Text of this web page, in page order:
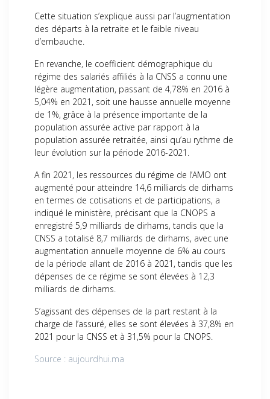
Cette situation s’explique aussi par l’augmentation
des départs à la retraite et le faible niveau
d’embauche.
En revanche, le coefficient démographique du
régime des salariés affiliés à la CNSS a connu une
légère augmentation, passant de 4,78% en 2016 à
5,04% en 2021, soit une hausse annuelle moyenne
de 1%, grâce à la présence importante de la
population assurée active par rapport à la
population assurée retraitée, ainsi qu’au rythme de
leur évolution sur la période 2016-2021.
A fin 2021, les ressources du régime de l’AMO ont
augmenté pour atteindre 14,6 milliards de dirhams
en termes de cotisations et de participations, a
indiqué le ministère, précisant que la CNOPS a
enregistré 5,9 milliards de dirhams, tandis que la
CNSS a totalisé 8,7 milliards de dirhams, avec une
augmentation annuelle moyenne de 6% au cours
de la période allant de 2016 à 2021, tandis que les
dépenses de ce régime se sont élevées à 12,3
milliards de dirhams.
S’agissant des dépenses de la part restant à la
charge de l’assuré, elles se sont élevées à 37,8% en
2021 pour la CNSS et à 31,5% pour la CNOPS.
Source : aujourdhui.ma